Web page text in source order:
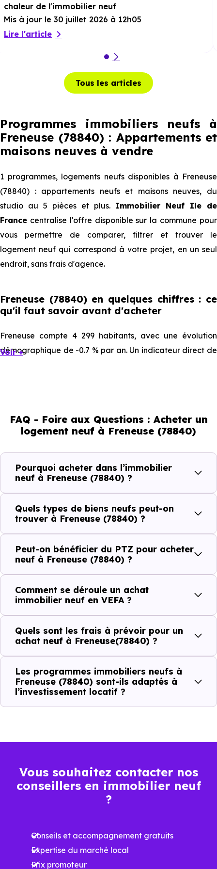
chaleur de l'immobilier neuf
Mis à jour le 30 juillet 2026 à 12h05
Lire l'article
Tous les articles
Programmes immobiliers neufs à
Freneuse (78840) : Appartements et
maisons neuves à vendre
1 programmes, logements neufs disponibles à Freneuse
(78840) : appartements neufs et maisons neuves, du
studio au 5 pièces et plus. Immobilier Neuf Ile de
France centralise l'offre disponible sur la commune pour
vous permettre de comparer, filtrer et trouver le
logement neuf qui correspond à votre projet, en un seul
endroit, sans frais d'agence.
Freneuse (78840) en quelques chiffres : ce
qu'il faut savoir avant d'acheter
Freneuse compte 4 299 habitants, avec une évolution
démographique de -0.7 % par an. Un indicateur direct de
qui renseigne directement sur la demande locative locale
et les typologies de biens les plus recherchées.
commerces, 5 professions médicales et 4 établissements
scolaires. Des équipements du quotidien qui constituent
autant d'arguments concrets pour habiter ou investir
dans la commune.
Combien coûte un logement à Freneuse
(78840) ?
C'est souvent la première question. Voici les repères de
prix à connaître pour un achat immobilier à Freneuse
(78840) :
minimum
moyen
maximum
2 066 €
Ces prix varient selon la localisation dans la commune, la
d'explorer et de filtrer l'ensemble des programmes
disponibles à Freneuse (78840) selon votre budget.
Voir +
FAQ - Foire aux Questions : Acheter un
logement neuf à Freneuse (78840)
Pourquoi acheter dans l’immobilier
neuf à Freneuse (78840) ?
Quels types de biens neufs peut-on
trouver à Freneuse (78840) ?
Peut-on bénéficier du PTZ pour acheter
neuf à Freneuse (78840) ?
Comment se déroule un achat
immobilier neuf en VEFA ?
Quels sont les frais à prévoir pour un
achat neuf à Freneuse(78840) ?
Les programmes immobiliers neufs à
Freneuse (78840) sont-ils adaptés à
l’investissement locatif ?
Vous souhaitez contacter nos
conseillers en immobilier neuf
?
Conseils et accompagnement gratuits
Expertise du marché local
Prix promoteur